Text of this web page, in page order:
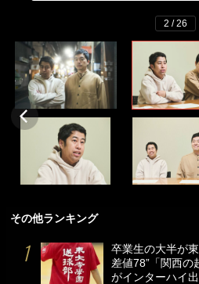
2 / 26
その他ランキング
卒業生の大半が
差値78”「関西の
がインターハイ